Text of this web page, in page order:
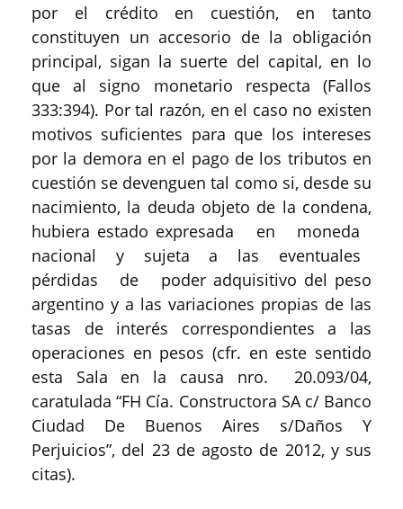
por el crédito en cuestión, en tanto
constituyen un accesorio de la obligación
principal, sigan la suerte del capital, en lo
que al signo monetario respecta (Fallos
333:394). Por tal razón, en el caso no existen
motivos suficientes para que los intereses
por la demora en el pago de los tributos en
cuestión se devenguen tal como si, desde su
nacimiento, la deuda objeto de la condena,
hubiera estado expresada en moneda
nacional y sujeta a las eventuales
pérdidas de poder adquisitivo del peso
argentino y a las variaciones propias de las
tasas de interés correspondientes a las
operaciones en pesos (cfr. en este sentido
esta Sala en la causa nro. 20.093/04,
caratulada “FH Cía. Constructora SA c/ Banco
Ciudad De Buenos Aires s/Daños Y
Perjuicios”, del 23 de agosto de 2012, y sus
citas).